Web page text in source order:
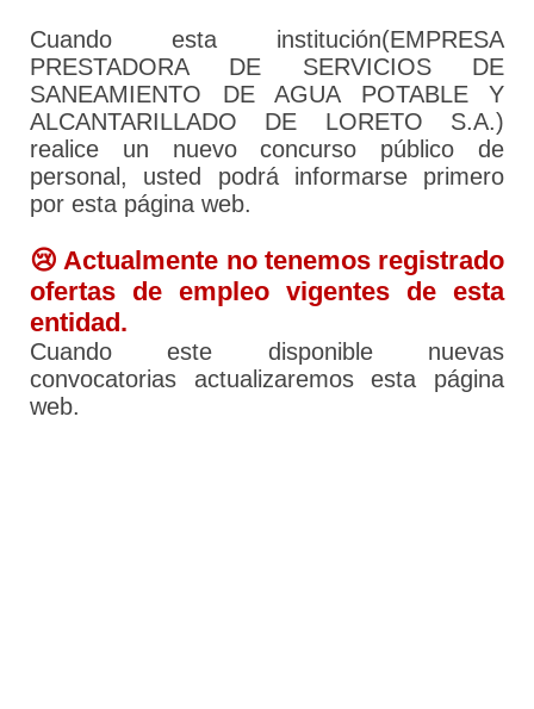
Cuando esta institución(EMPRESA
PRESTADORA DE SERVICIOS DE
SANEAMIENTO DE AGUA POTABLE Y
ALCANTARILLADO DE LORETO S.A.)
realice un nuevo concurso público de
personal, usted podrá informarse primero
por esta página web.
😢 Actualmente no tenemos registrado
ofertas de empleo vigentes de esta
entidad.
Cuando este disponible nuevas
convocatorias actualizaremos esta página
web.